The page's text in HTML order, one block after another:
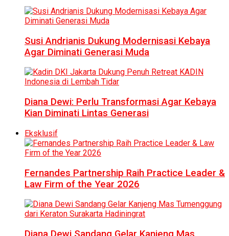
Susi Andrianis Dukung Modernisasi Kebaya
Agar Diminati Generasi Muda
Diana Dewi: Perlu Transformasi Agar Kebaya
Kian Diminati Lintas Generasi
Eksklusif
Fernandes Partnership Raih Practice Leader &
Law Firm of the Year 2026